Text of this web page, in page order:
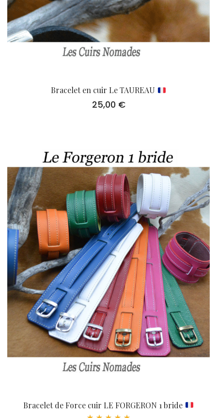
Bracelet en cuir Le TAUREAU
25,00 €
Bracelet de Force cuir LE FORGERON 1 bride